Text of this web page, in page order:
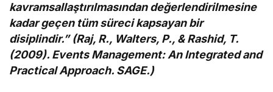
kavramsallaştırılmasından değerlendirilmesine
kadar geçen tüm süreci kapsayan bir
disiplindir.” (Raj, R., Walters, P., & Rashid, T.
(2009). Events Management: An Integrated and
Practical Approach. SAGE.)